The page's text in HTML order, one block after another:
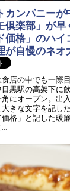
カンパニーが
楽部」が早
価格」のハイ
が自慢のネオ
食店の中でも一際
黒駅の高架下に
にオープン。出
きな文字を記し
価格」と記した暖